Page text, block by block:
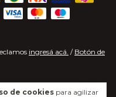
de cookies para agilizar
ingresá acá. / Botón de
los derechos reservados.